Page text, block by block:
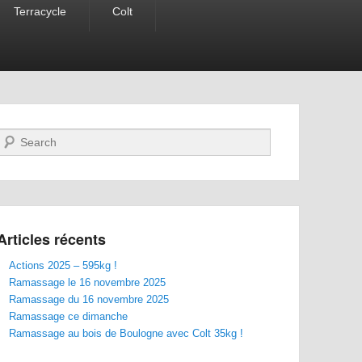
Terracycle Colt
Recherche
récents
Actions 2025 – 595kg !
Ramassage le 16 novembre 2025
Ramassage du 16 novembre 2025
Ramassage ce dimanche
Ramassage au bois de Boulogne avec Colt 35kg !